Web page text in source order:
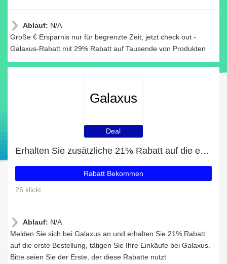
Ablauf: N/A
Große € Ersparnis nur für begrenzte Zeit, jetzt check out -
Galaxus-Rabatt mit 29% Rabatt auf Tausende von Produkten
Galaxus
Deal
Erhalten Sie zusätzliche 21% Rabatt auf die erste Bestellung
Rabatt Bekommen
26 klickt
Ablauf: N/A
Melden Sie sich bei Galaxus an und erhalten Sie 21% Rabatt
auf die erste Bestellung, tätigen Sie Ihre Einkäufe bei Galaxus.
Bitte seien Sie der Erste, der diese Rabatte nutzt